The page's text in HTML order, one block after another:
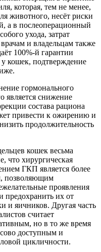
которая, тем не менее,
животного, несёт риски
а в послеоперационный
ухода, затрат
и владельцам также
100%-й гарантии
кошек, подтверждение
гормонального
является снижение
состава рациона
привести к ожирению и
продолжительность
кошек весьма
что хирургическая
ГКП является более
позволяющим
проявления
предохранить их от
и яичников. Другая часть
считает
но в то же время
доступным и
цикличности.